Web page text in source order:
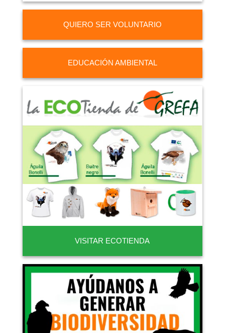
QUIERO SER VOLUNTARIO
EDUCACIÓN AMBIENTAL
VISITAR ECOTIENDA